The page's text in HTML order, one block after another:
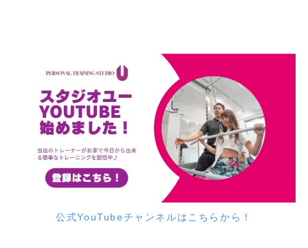
公式YouTubeチャンネルはこちらから！